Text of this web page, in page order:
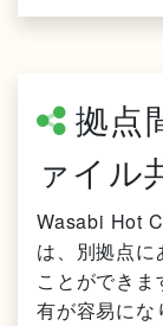
拠点
ァイル
Wasabi Hot
は、別拠点に
ことができ
有が容易にな